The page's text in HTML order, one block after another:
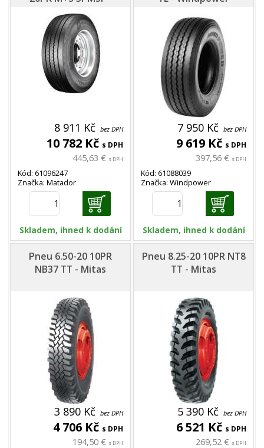
Matador
8 911 Kč bez DPH
10 782 Kč s DPH
445,63 € s DPH
Kód: 61096247
Značka: Matador
Skladem, ihned k dodání
7 950 Kč bez DPH
9 619 Kč s DPH
397,56 € s DPH
Kód: 61088039
Značka: Windpower
Skladem, ihned k dodání
Pneu 6.50-20 10PR
NB37 TT - Mitas
3 890 Kč bez DPH
4 706 Kč s DPH
194,50 € s DPH
Pneu 8.25-20 10PR NT8
TT - Mitas
5 390 Kč bez DPH
6 521 Kč s DPH
269,52 € s DPH